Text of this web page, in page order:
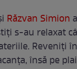
Răzvan Simion
s-au relaxat
Reveniţi
însă pe